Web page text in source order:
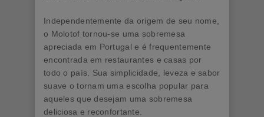
Independentemente da origem de seu nome,
o Molotof tornou-se uma sobremesa
apreciada em Portugal e é frequentemente
encontrada em restaurantes e casas por
todo o país. Sua simplicidade, leveza e sabor
suave o tornam uma escolha popular para
aqueles que desejam uma sobremesa
deliciosa e reconfortante.